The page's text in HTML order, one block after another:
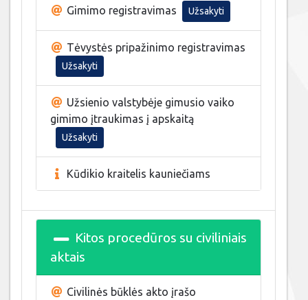
Gimimo registravimas Užsakyti
Tėvystės pripažinimo registravimas
Užsakyti
Užsienio valstybėje gimusio vaiko
gimimo įtraukimas į apskaitą
Užsakyti
Kūdikio kraitelis kauniečiams
Kitos procedūros su civiliniais
aktais
Civilinės būklės akto įrašo